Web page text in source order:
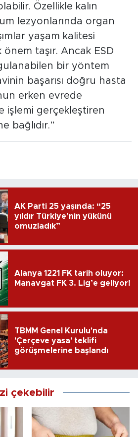
Özellikle kalın
lezyonlarında organ
yaşam kalitesi
önem taşır. Ancak ESD
bir yöntem
başarısı doğru hasta
erken evrede
işlemi gerçekleştiren
bağlıdır.”
AK Parti 25 yaşında: “25
yıldır Türkiye’nin yükünü
omuzladık”
Alanya 1221 FK tarih oluyor:
Manavgat FK 3. Lig’e geliyor!
TBMM Genel Kurulu'nda
'Çerçeve yasa' teklifi
görüşmelerine başlandı
çekebilir